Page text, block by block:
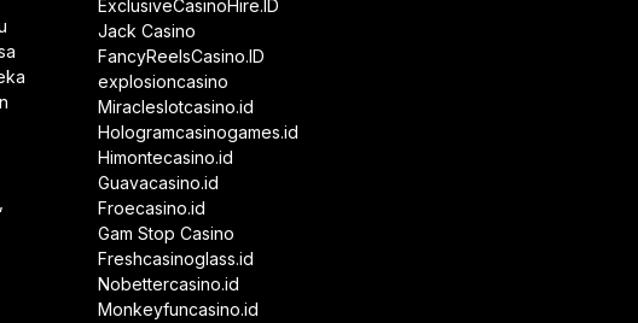
ExclusiveCasinoHire.ID
Jack Casino
FancyReelsCasino.ID
explosioncasino
Miracleslotcasino.id
Hologramcasinogames.id
Himontecasino.id
Guavacasino.id
Froecasino.id
Gam Stop Casino
Freshcasinoglass.id
Nobettercasino.id
Monkeyfuncasino.id